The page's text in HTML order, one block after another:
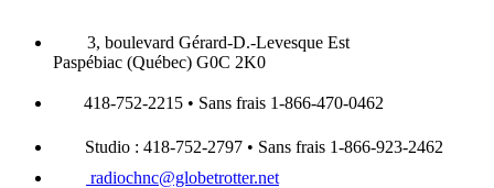
3, boulevard Gérard-D.-Levesque Est
Paspébiac (Québec) G0C 2K0
418-752-2215 • Sans frais 1-866-470-0462
Studio : 418-752-2797 • Sans frais 1-866-923-2462
radiochnc@globetrotter.net